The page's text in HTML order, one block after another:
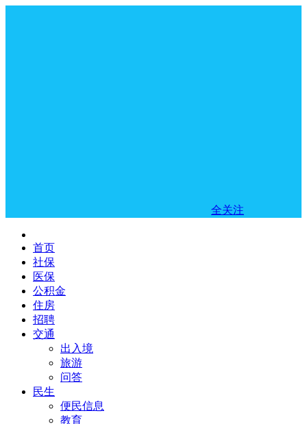
全关注
首页
社保
医保
公积金
住房
招聘
交通
出入境
旅游
问答
民生
便民信息
教育